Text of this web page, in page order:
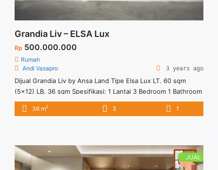
Grandia Liv – ELSA Lux
Rp 500.000.000
Rumah
Andi Vasapro
3 years ago
Dijual Grandia Liv by Ansa Land Tipe Elsa Lux LT. 60 sqm
(5×12) LB. 36 sqm Spesifikasi: 1 Lantai 3 Bedroom 1 Bathroom
1 Carport Fasilitas: Clubhouse & Swimming Pool Sports Area
Commercial Area Lokasi: 5 Menit ke Stasiun Parung Panjang
36 m2 3 1
JUAL